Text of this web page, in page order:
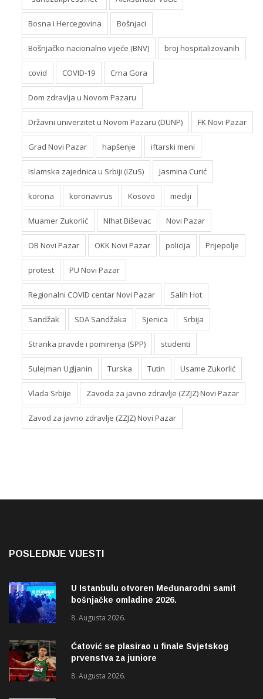
Bosna i Hercegovina Bošnjaci
Bošnjačko nacionalno vijeće (BNV) broj hospitalizovanih
covid COVID-19 Crna Gora
Dom zdravlja u Novom Pazaru
Državni univerzitet u Novom Pazaru (DUNP) FK Novi Pazar
Grad Novi Pazar hapšenje iftarski meni
Islamska zajednica u Srbiji (IZuS) Jasmina Curić
korona koronavirus Kosovo mediji
Muamer Zukorlić NIhat Biševac Novi Pazar
OB Novi Pazar OKK Novi Pazar policija Prijepolje
protest PU Novi Pazar
Regionalni COVID centar Novi Pazar Salih Hot
Sandžak SDA Sandžaka Sjenica Srbija
Stranka pravde i pomirenja (SPP) studenti
Sulejman Ugljanin Turska Tutin Usame Zukorlić
Vlada Srbije Zavoda za javno zdravlje (ZZJZ) Novi Pazar
Zavod za javno zdravlje (ZZJZ) Novi Pazar
POSLEDNJE VIJESTI
U Istanbulu otvoren Međunarodni samit
bošnjačke omladine 2026.
8. Augusta 2026.
Ćatović se plasirao u finale Svjetskog
prvenstva za juniore
8. Augusta 2026.